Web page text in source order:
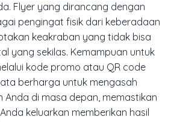
Flyer yang dirancang dengan
pengingat fisik dari keberadaan
keakraban yang tidak bisa
yang sekilas. Kemampuan untuk
kode promo atau QR code
berharga untuk mengasah
di masa depan, memastikan
keluarkan memberikan hasil